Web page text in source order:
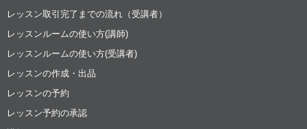
レッスン取引完了までの流れ（受講者）
レッスンルームの使い方(講師)
レッスンルームの使い方(受講者)
レッスンの作成・出品
レッスンの予約
レッスン予約の承認